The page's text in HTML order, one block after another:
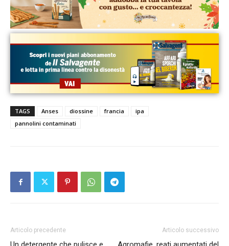
TAGS Anses diossine francia
ipa
pannolini contaminati
Articolo precedente Articolo successivo